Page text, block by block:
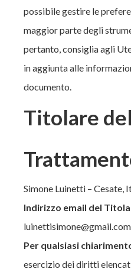
possibile gestire le
maggior parte degli
pertanto, consiglia agli
in aggiunta alle
documento.
Titolare del
Simone Luinetti – Cesate,
Indirizzo email del
luinettisimone@gmail.com
Per qualsiasi
esercizio dei diritti